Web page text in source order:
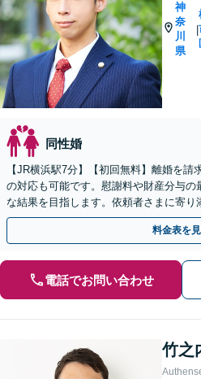
神
奈
川
県
|
同性婚
【JR横浜駅7分】【初回無料】離婚を請
の対応も可能です。慰謝料や財産分与の
な結果を目指します。依頼者さまに寄り
迅速に対応します【個室対応】
料金表を
電話でお問い合わせ
竹之